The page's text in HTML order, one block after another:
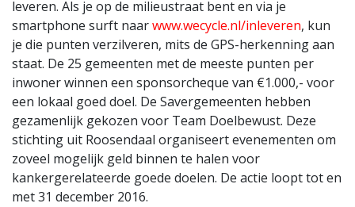
leveren. Als je op de milieustraat bent en via je
smartphone surft naarwww.wecycle.nl/inleveren, kun
je die punten verzilveren, mits de GPS-herkenning aan
staat. De 25 gemeenten met de meeste punten per
inwoner winnen een sponsorcheque van €1.000,- voor
een lokaal goed doel. De Savergemeenten hebben
gezamenlijk gekozen voor Team Doelbewust. Deze
stichting uit Roosendaal organiseert evenementen om
zoveel mogelijk geld binnen te halen voor
kankergerelateerde goede doelen. De actie loopt tot en
met 31 december 2016.